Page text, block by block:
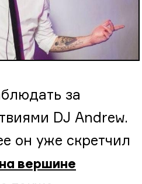
за
DJ Andrew.
он уже скретчил
на вершине